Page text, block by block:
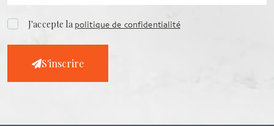
J'accepte lapolitique de confidentialité
S'inscrire